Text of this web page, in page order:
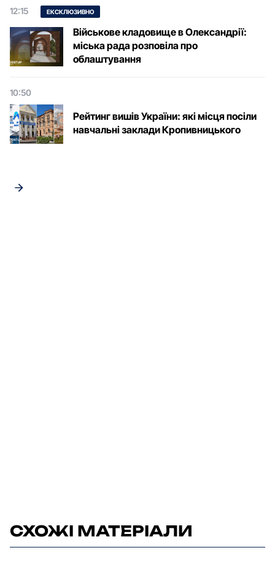
12:15 ЕКСКЛЮЗИВНО
Військове кладовище в Олександрії:
міська рада розповіла про
облаштування
10:50
Рейтинг вишів України: які місця посіли
навчальні заклади Кропивницького
СХОЖІ МАТЕРІАЛИ